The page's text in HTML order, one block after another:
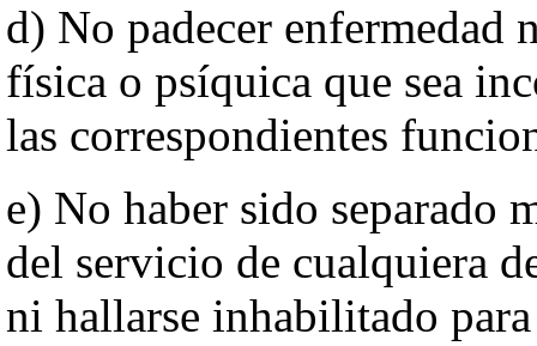
d) No padecer enfermedad
física o psíquica que sea
las correspondientes
e) No haber sido separado
del servicio de cualquiera
ni hallarse inhabilitado